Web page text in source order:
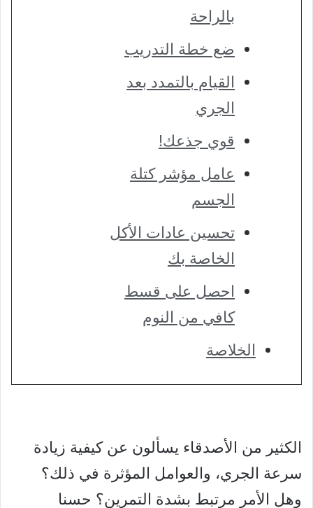
بالراحة
ضع خطة التدريب
القيام بالتمدد بعد
الجري
قوي جذعك!
عامل مؤشر كتلة
الجسم
تحسين عادات الأكل
الخاصة بك
احصل على قسط
كافي من النوم
الخلاصة
الكثير من الأصدقاء يسألون عن كيفية زيادة
سرعة الجري، والعوامل المؤثرة في ذلك؟
وهل الأمر مرتبط بشدة التمرين؟ حسنا